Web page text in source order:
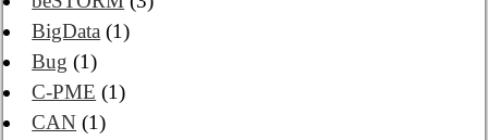
BigData (1)
Bug (1)
C-PME (1)
CAN (1)